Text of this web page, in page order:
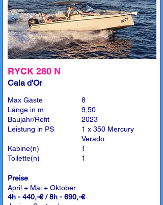
RYCK 280 N
Cala d'Or
Max Gäste
Länge in m
Baujahr/Refit
Leistung in PS
Kabine(n)
Toilette(n)
8
9,50
2023
1 x 350 Mercury
Verado
1
1
Preise
April + Mai + Oktober
4h - 440,-€ / 8h - 690,-€